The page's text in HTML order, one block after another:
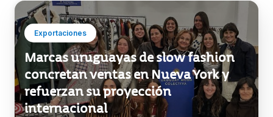
Exportaciones
Marcas uruguayas de slow fashion
concretan ventas en Nueva York y
refuerzan su proyección
internacional